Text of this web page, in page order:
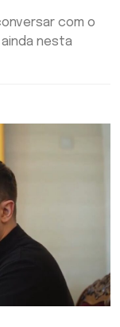
com o
ainda nesta